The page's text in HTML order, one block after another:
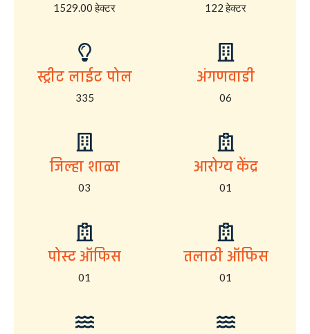
1529.00 हेक्टर 122 हेक्टर
स्ट्रीट लाईट पोल
335
अंगणवाडी
06
जिल्हा शाळा
03
आरोग्य केंद्र
01
पोस्ट ऑफिस
01
तलाठी ऑफिस
01